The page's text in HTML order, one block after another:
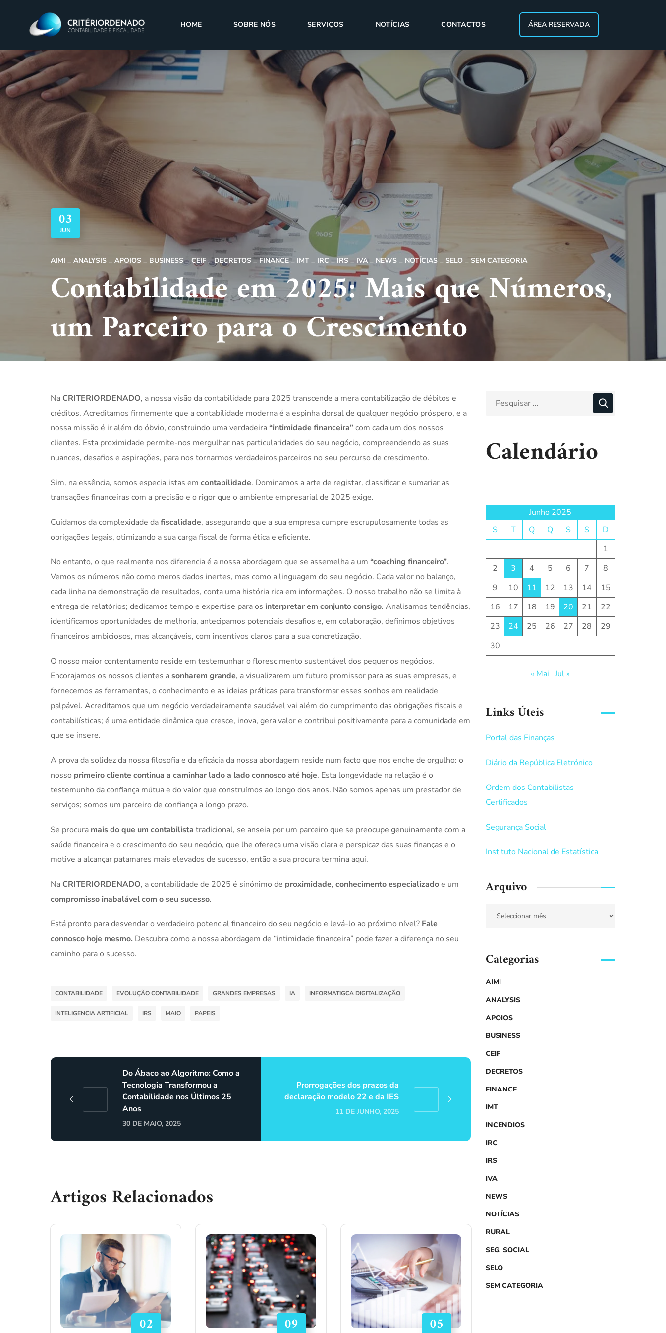
HOME SOBRE NÓS SERVIÇOS NOTÍCIAS CONTACTOS ÁREA RESERVADA
03
JUN
AIMI ANALYSIS APOIOS BUSINESS CEIF DECRETOS FINANCE IMT IRC IRS IVA NEWS NOTÍCIAS SELO SEM CATEGORIA
Contabilidade em 2025: Mais que Números,
um Parceiro para o Crescimento
Na CRITERIORDENADO, a nossa visão da contabilidade para 2025 transcende a mera contabilização de débitos e
créditos. Acreditamos firmemente que a contabilidade moderna é a espinha dorsal de qualquer negócio próspero, e a
nossa missão é ir além do óbvio, construindo uma verdadeira “intimidade financeira”com cada um dos nossos
clientes. Esta proximidade permite-nos mergulhar nas particularidades do seu negócio, compreendendo as suas
nuances, desafios e aspirações, para nos tornarmos verdadeiros parceiros no seu percurso de crescimento.
Sim, na essência, somos especialistas em contabilidade. Dominamos a arte de registar, classificar e sumariar as
transações financeiras com a precisão e o rigor que o ambiente empresarial de 2025 exige.
Cuidamos da complexidade dafiscalidade, assegurando que a sua empresa cumpre escrupulosamente todas as
obrigações legais, otimizando a sua carga fiscal de forma ética e eficiente.
No entanto, o que realmente nos diferencia é a nossa abordagem que se assemelha a um “coaching financeiro”.
Vemos os números não como meros dados inertes, mas como a linguagem do seu negócio. Cada valor no balanço,
cada linha na demonstração de resultados, conta uma história rica em informações. O nosso trabalho não se limita à
entrega de relatórios; dedicamos tempo e expertise para os interpretar em conjunto consigo. Analisamos tendências,
identificamos oportunidades de melhoria, antecipamos potenciais desafios e, em colaboração, definimos objetivos
financeiros ambiciosos, mas alcançáveis, com incentivos claros para a sua concretização.
O nosso maior contentamento reside em testemunhar o florescimento sustentável dos pequenos negócios.
Encorajamos os nossos clientes asonharem grande, a visualizarem um futuro promissor para as suas empresas, e
fornecemos as ferramentas, o conhecimento e as ideias práticas para transformar esses sonhos em realidade
palpável. Acreditamos que um negócio verdadeiramente saudável vai além do cumprimento das obrigações fiscais e
contabilísticas; é uma entidade dinâmica que cresce, inova, gera valor e contribui positivamente para a comunidade em
que se insere.
A prova da solidez da nossa filosofia e da eficácia da nossa abordagem reside num facto que nos enche de orgulho: o
nosso primeiro cliente continua a caminhar lado a lado connosco até hoje. Esta longevidade na relação é o
testemunho da confiança mútua e do valor que construímos ao longo dos anos. Não somos apenas um prestador de
serviços; somos um parceiro de confiança a longo prazo.
Se procura mais do que um contabilista tradicional, se anseia por um parceiro que se preocupe genuinamente com a
saúde financeira e o crescimento do seu negócio, que lhe ofereça uma visão clara e perspicaz das suas finanças e o
motive a alcançar patamares mais elevados de sucesso, então a sua procura termina aqui.
Na CRITERIORDENADO, a contabilidade de 2025 é sinónimo de proximidade, conhecimento especializadoe um
compromisso inabalável com o seu sucesso.
Está pronto para desvendar o verdadeiro potencial financeiro do seu negócio e levá-lo ao próximo nível? Fale
connosco hoje mesmo. Descubra como a nossa abordagem de “intimidade financeira” pode fazer a diferença no seu
caminho para o sucesso.
CONTABILIDADE EVOLUÇÃO CONTABILIDADE GRANDES EMPRESAS IA INFORMATIGCA DIGITALIZAÇÃO
INTELIGENCIA ARTIFICIAL IRS MAIO PAPEIS
Do Ábaco ao Algoritmo: Como a
Tecnologia Transformou a
Contabilidade nos Últimos 25
Anos
30 DE MAIO, 2025
Prorrogações dos prazos da
declaração modelo 22 e da IES
11 DE JUNHO, 2025
Artigos Relacionados
02 09 05
Calendário
Junho 2025
S
T Q Q S S
D
1
2
3 4 5 6 7
8
9
10 11 12 13 14
15
16
17 18 19 20 21
22
23
24 25 26 27 28
29
30
« Mai Jul »
Links Úteis
Portal das Finanças
Diário da República Eletrónico
Ordem dos Contabilistas
Certificados
Segurança Social
Instituto Nacional de Estatística
Arquivo
Categorias
AIMI
ANALYSIS
APOIOS
BUSINESS
CEIF
DECRETOS
FINANCE
IMT
INCENDIOS
IRC
IRS
IVA
NEWS
NOTÍCIAS
RURAL
SEG. SOCIAL
SELO
SEM CATEGORIA